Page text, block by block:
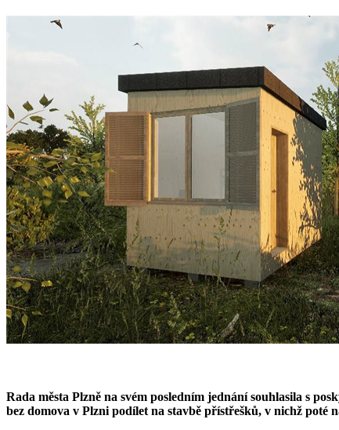
Rada města Plzně na svém posledním jednání souhlasila s
bez domova v Plzni podílet na stavbě přístřešků, v nichž poté